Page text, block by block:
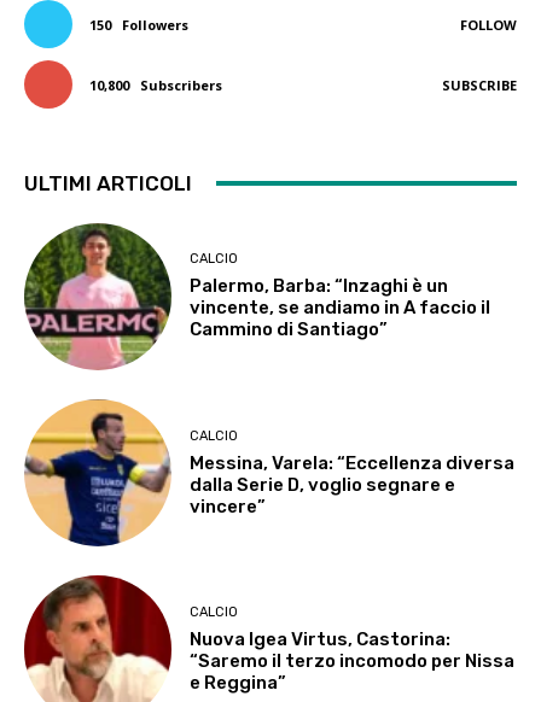
150 Followers FOLLOW
10,800 Subscribers SUBSCRIBE
ULTIMI ARTICOLI
CALCIO
Palermo, Barba: “Inzaghi è un
vincente, se andiamo in A faccio il
Cammino di Santiago”
CALCIO
Messina, Varela: “Eccellenza diversa
dalla Serie D, voglio segnare e
vincere”
CALCIO
Nuova Igea Virtus, Castorina:
“Saremo il terzo incomodo per Nissa
e Reggina”